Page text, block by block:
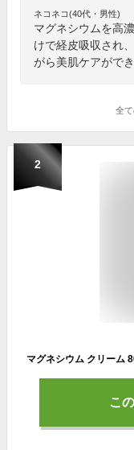
ネコネコ(40代・男性)
マグネシウムを高
けで経皮吸収され
がら美肌ケアがで
全
2
こ